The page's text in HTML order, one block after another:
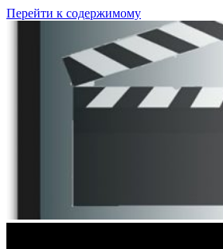
Перейти к содержимому